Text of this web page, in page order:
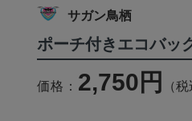
サガン鳥栖
ポーチ付きエコバッ
価格： 2,750円 （税